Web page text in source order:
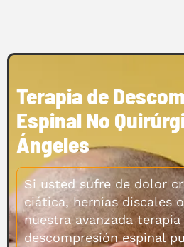
Terapia de
Espinal No
Ángeles
Si usted sufre de dolor
ciática, hernias discales
nuestra avanzada terapia
descompresión espinal